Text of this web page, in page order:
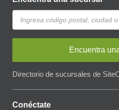
Encuentra
Directorio de sucursales de
Conéctate